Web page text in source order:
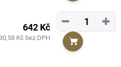
642 Kč
Kč bez DPH
+
−
Do košíku